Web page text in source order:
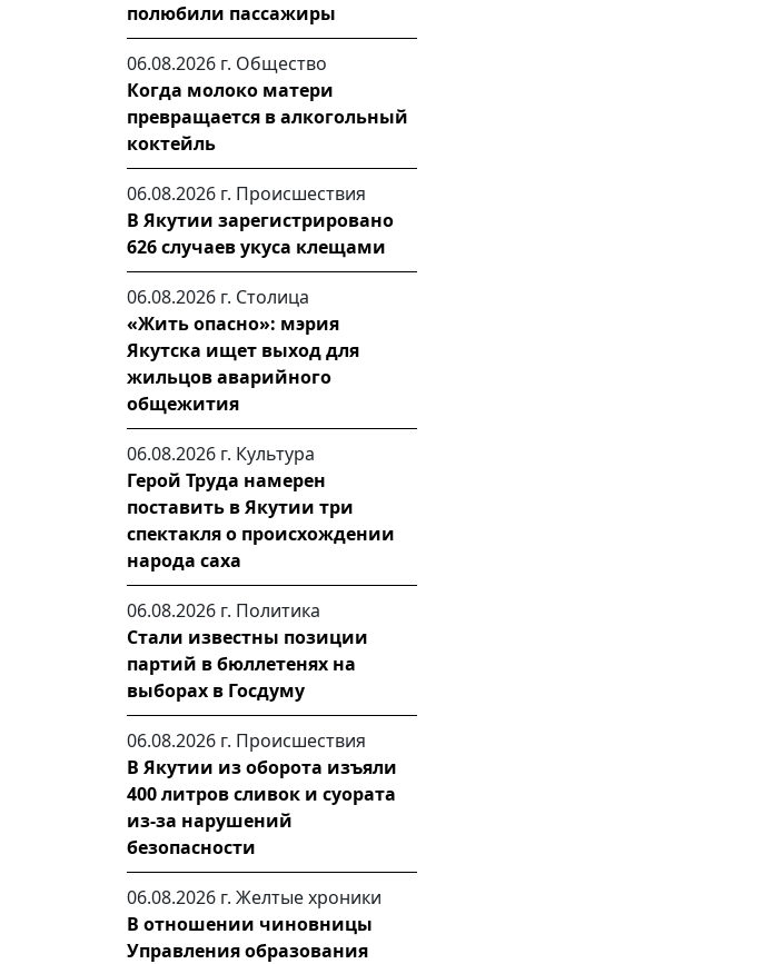
полюбили пассажиры
06.08.2026 г. Общество
Когда молоко матери
превращается в алкогольный
коктейль
06.08.2026 г. Происшествия
В Якутии зарегистрировано
626 случаев укуса клещами
06.08.2026 г. Столица
«Жить опасно»: мэрия
Якутска ищет выход для
жильцов аварийного
общежития
06.08.2026 г. Культура
Герой Труда намерен
поставить в Якутии три
спектакля о происхождении
народа саха
06.08.2026 г. Политика
Стали известны позиции
партий в бюллетенях на
выборах в Госдуму
06.08.2026 г. Происшествия
В Якутии из оборота изъяли
400 литров сливок и суората
из-за нарушений
безопасности
06.08.2026 г. Желтые хроники
В отношении чиновницы
Управления образования